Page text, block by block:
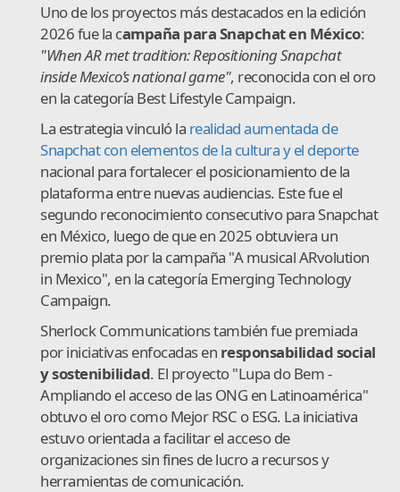
Uno de los proyectos más destacados en la edición
2026 fue la campaña para Snapchat en México:
"When AR met tradition: Repositioning Snapchat
inside Mexico’s national game", reconocida con el oro
en la categoría Best Lifestyle Campaign.
La estrategia vinculó la realidad aumentada de
Snapchat con elementos de la cultura y el deporte
nacional para fortalecer el posicionamiento de la
plataforma entre nuevas audiencias. Este fue el
segundo reconocimiento consecutivo para Snapchat
en México, luego de que en 2025 obtuviera un
premio plata por la campaña "A musical ARvolution
in Mexico", en la categoría Emerging Technology
Campaign.
Sherlock Communications también fue premiada
por iniciativas enfocadas en responsabilidad social
y sostenibilidad. El proyecto "Lupa do Bem -
Ampliando el acceso de las ONG en Latinoamérica"
obtuvo el oro como Mejor RSC o ESG. La iniciativa
estuvo orientada a facilitar el acceso de
organizaciones sin fines de lucro a recursos y
herramientas de comunicación.